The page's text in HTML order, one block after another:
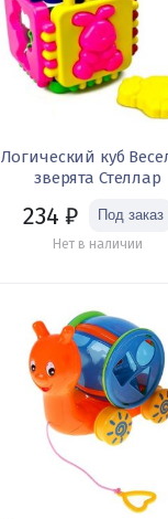
Логический куб
зверята Стеллар
234 ₽
Нет в наличии